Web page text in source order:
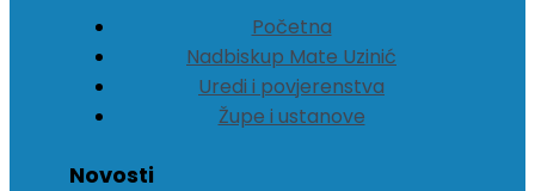
Početna
Nadbiskup Mate Uzinić
Uredi i povjerenstva
Župe i ustanove
Novosti